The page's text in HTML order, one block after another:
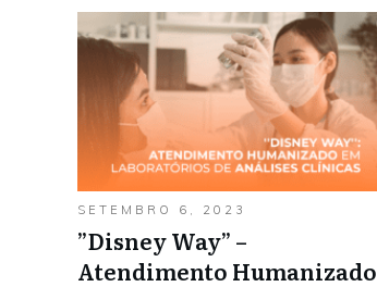
SETEMBRO 6, 2023
”Disney Way” –
Atendimento Humanizado